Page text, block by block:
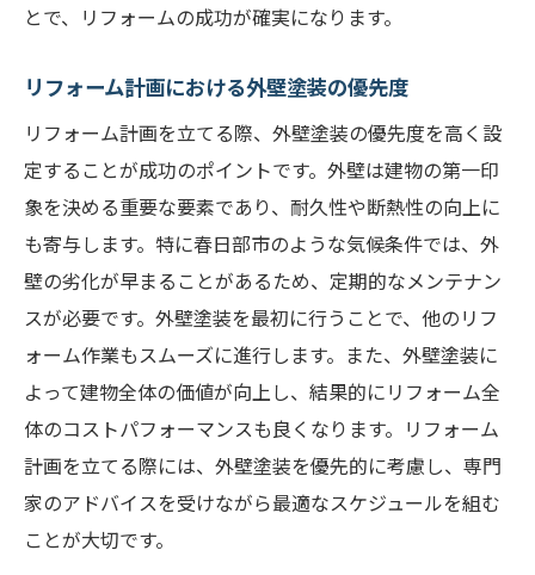
とで、リフォームの成功が確実になります。
リフォーム計画における外壁塗装の優先度
リフォーム計画を立てる際、外壁塗装の優先度を高く設
定することが成功のポイントです。外壁は建物の第一印
象を決める重要な要素であり、耐久性や断熱性の向上に
も寄与します。特に春日部市のような気候条件では、外
壁の劣化が早まることがあるため、定期的なメンテナン
スが必要です。外壁塗装を最初に行うことで、他のリフ
ォーム作業もスムーズに進行します。また、外壁塗装に
よって建物全体の価値が向上し、結果的にリフォーム全
体のコストパフォーマンスも良くなります。リフォーム
計画を立てる際には、外壁塗装を優先的に考慮し、専門
家のアドバイスを受けながら最適なスケジュールを組む
ことが大切です。